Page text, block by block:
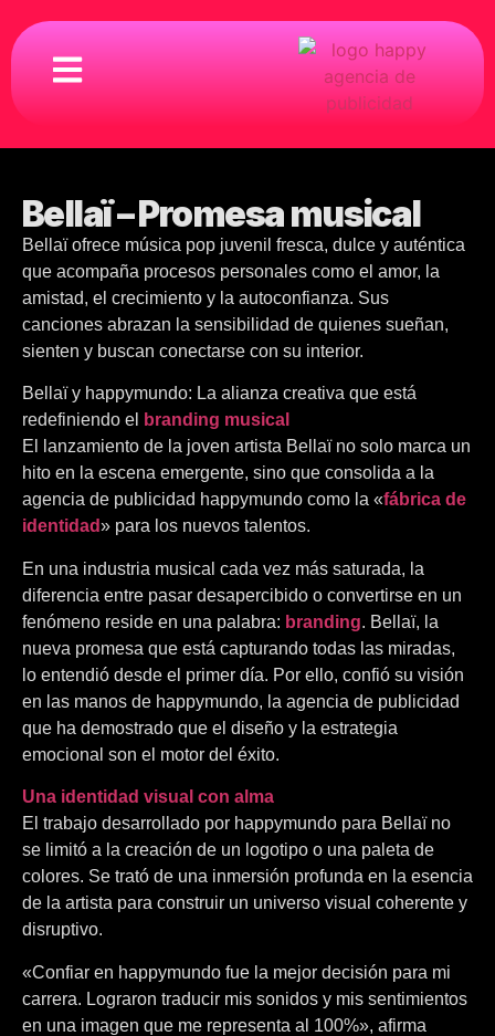
Bellaï – Promesa musical
Bellaï ofrece música pop juvenil fresca, dulce y auténtica
que acompaña procesos personales como el amor, la
amistad, el crecimiento y la autoconfianza. Sus
canciones abrazan la sensibilidad de quienes sueñan,
sienten y buscan conectarse con su interior.
Bellaï y happymundo: La alianza creativa que está
redefiniendo el
branding musical
El lanzamiento de la joven artista Bellaï no solo marca un
hito en la escena emergente, sino que consolida a la
agencia de publicidad happymundo como la «fábrica de
identidad» para los nuevos talentos.
En una industria musical cada vez más saturada, la
diferencia entre pasar desapercibido o convertirse en un
fenómeno reside en una palabra: branding. Bellaï, la
nueva promesa que está capturando todas las miradas,
lo entendió desde el primer día. Por ello, confió su visión
en las manos de happymundo, la agencia de publicidad
que ha demostrado que el diseño y la estrategia
emocional son el motor del éxito.
Una identidad visual con alma
El trabajo desarrollado por happymundo para Bellaï no
se limitó a la creación de un logotipo o una paleta de
colores. Se trató de una inmersión profunda en la esencia
de la artista para construir un universo visual coherente y
disruptivo.
«Confiar en happymundo fue la mejor decisión para mi
carrera. Lograron traducir mis sonidos y mis sentimientos
en una imagen que me representa al 100%», afirma